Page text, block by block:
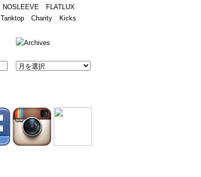
NOSLEEVE
FLATLUX
Tanktop Charity Kicks